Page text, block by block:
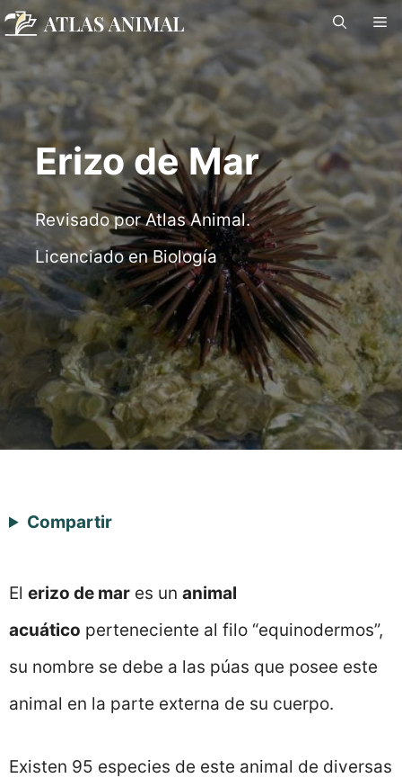
Saltar
al
contenido
Erizo de Mar
Revisado por Atlas Animal.
Licenciado en Biología
Compartir
El erizo de mar es un animal
acuático perteneciente al filo “equinodermos”,
su nombre se debe a las púas que posee este
animal en la parte externa de su cuerpo.
Existen 95 especies de este animal de diversas